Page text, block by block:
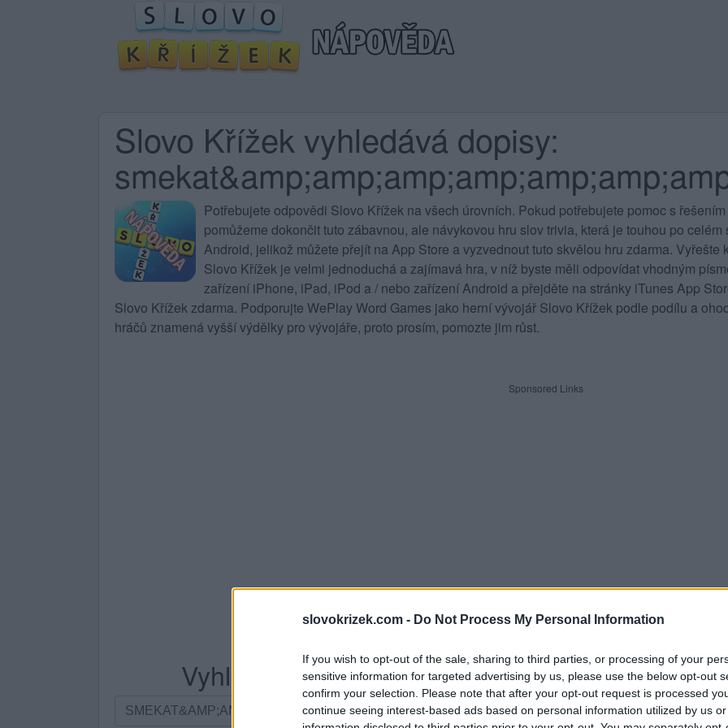
slovokrizek.com - Do Not Process My Personal Information
If you wish to opt-out of the sale, sharing to third parties, or processing of your
sensitive information for targeted advertising by us, please use the below opt-out
confirm your selection. Please note that after your opt-out request is processed
continue seeing interest-based ads based on personal information utilized by us
Slovo Křížek vyhledává dopisy:
Potřebujete odpovědi Slovo Křížek na všech úrovních. Pokud potřebujete pomoc s
pomůžeme dokončit tuto zábavnou, ale návykovou hru slov trivia, která je touhou po
Android, jelikož můžete přejít na App Store a vyzvednout tuto skvělou hru zdarma.
Slovo Křížek je velmi jednoduchá a zajímavá hra, v níž byste měli odpovídat vhodným
zařízení iPhone, iPad, iPod a / nebo zařízení Android a přejděte na stránky iTunes App
Slovo Křížek zdarma. Podporujte WePlay Word Games jako herní vývojář Slovo Křížek podle podílu a
hráčů znamená vyšší výdělky pro vývojáře, proto prosím, pomozte jim růst.
Sponsored Links
Vyhledávání podle písmen. Zadejte všechny
Vyhledávání